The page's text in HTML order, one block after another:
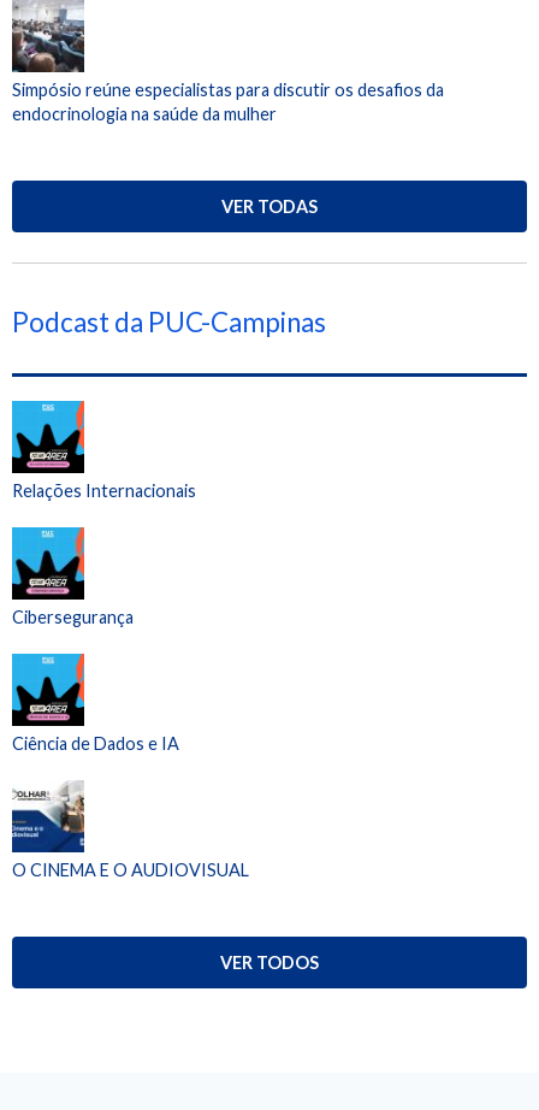
Simpósio reúne especialistas para discutir os desafios da
endocrinologia na saúde da mulher
VER TODAS
Podcast da PUC-Campinas
Relações Internacionais
Cibersegurança
Ciência de Dados e IA
O CINEMA E O AUDIOVISUAL
VER TODOS